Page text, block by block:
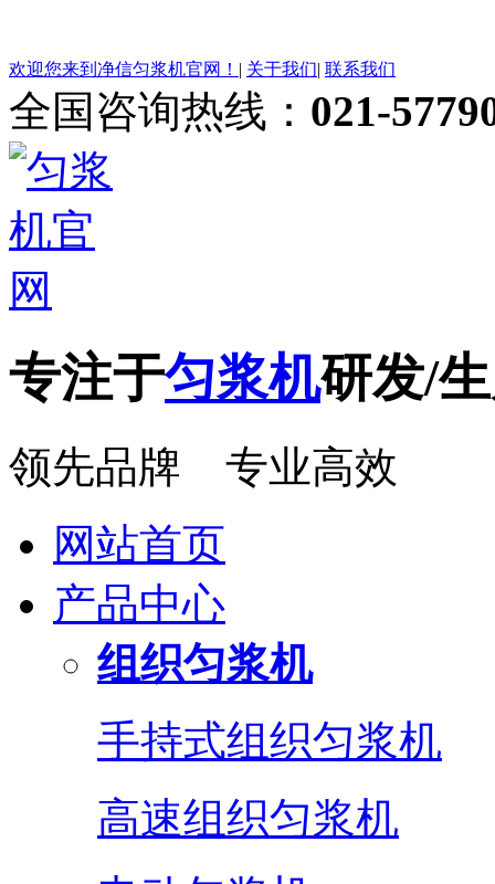
欢迎您来到净信匀浆机官网！ | 关于我们| 联系我们
全国咨询热线： 021-
专注于匀浆机研发/
领先品牌 专业高效
网站首页
产品中心
组织匀浆机
手持式组织匀浆机
高速组织匀浆机